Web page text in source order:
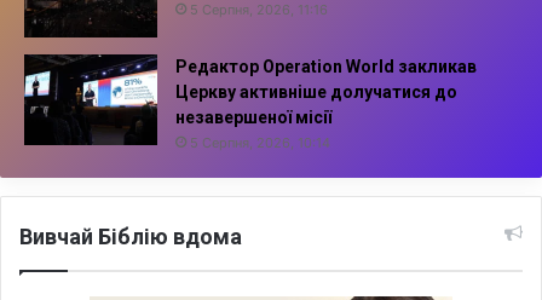
5 Серпня, 2026, 11:16
Редактор Operation World закликав
Церкву активніше долучатися до
незавершеної місії
5 Серпня, 2026, 10:14
Вивчай Біблію вдома